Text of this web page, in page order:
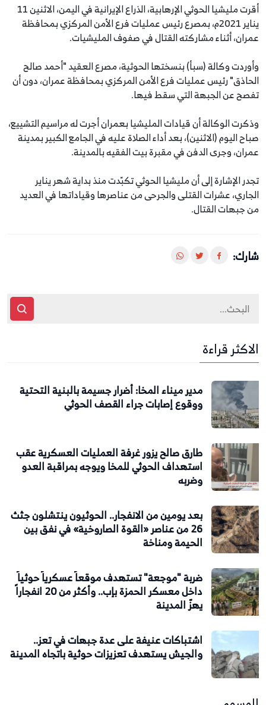
أقرت مليشيا الحوثي الإرهابية، الذراع الإيرانية في اليمن، الاثنين 11
يناير 2021م، بمصرع رئيس عمليات فرع الأمن المركزي بمحافظة
عمران، أثناء مشاركته القتال في صفوف المليشيات.
وأوردت وكالة (سبأ) بنسختها الحوثية، مصرع العقيد "أحمد صالح
الحاذق" رئيس عمليات فرع الأمن المركزي بمحافظة عمران، دون أن
تفصح عن الجبهة التي سقط فيها.
وذكرت الوكالة أن قيادات المليشيا بعمران أجرت له مراسيم التشييع،
صباح اليوم (الاثنين)، بعد أداء الصلاة عليه في الجامع الكبير بمدينة
عمران، وجرى الدفن في مقبرة بيت الفقيه بالمدينة.
تجدر الإشارة إلى أن مليشيا الحوثي تكبّدت منذ بداية شهر يناير
الجاري، عشرات القتلى والجرحى من عناصرها وقياداتها في العديد
من جبهات القتال.
شارك:
الاكثر قراءة
مدير ميناء المخا: أضرار جسيمة بالبنية التحتية
ووقوع إصابات جراء القصف الحوثي
طارق صالح يزور غرفة العمليات العسكرية عقب
استهداف الحوثي للمخا ويوجه بمراقبة العدو
وضربه
بعد يومين من الانفجار.. الحوثيون ينتشلون جثث
26 من عناصر «القوة الصاروخية» في نفق بين
الحيمة ومناخة
ضربة "موجعة" تستهدف موقعاً عسكرياً حوثياً
داخل معسكر الحمزة بإب.. وأكثر من 20 انفجاراً
يهزّ المدينة
اشتباكات عنيفة على عدة جبهات في تعز..
والجيش يستهدف تعزيزات حوثية باتجاه المدينة